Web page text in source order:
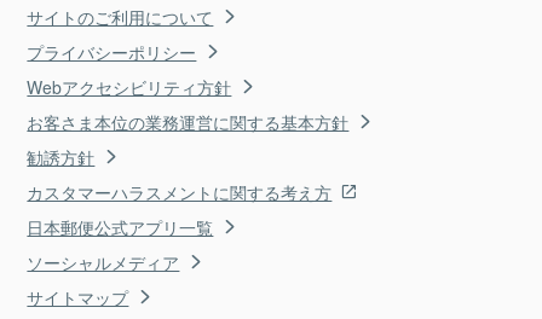
サイトのご利用について
プライバシーポリシー
Webアクセシビリティ方針
お客さま本位の業務運営に関する基本方針
勧誘方針
カスタマーハラスメントに関する考え方
日本郵便公式アプリ一覧
ソーシャルメディア
サイトマップ